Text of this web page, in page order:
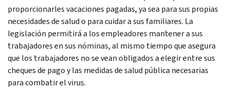
proporcionarles vacaciones pagadas, ya sea para sus propias
necesidades de salud o para cuidar a sus familiares. La
legislación permitirá a los empleadores mantener a sus
trabajadores en sus nóminas, al mismo tiempo que asegura
que los trabajadores no se vean obligados a elegir entre sus
cheques de pago y las medidas de salud pública necesarias
para combatir el virus.